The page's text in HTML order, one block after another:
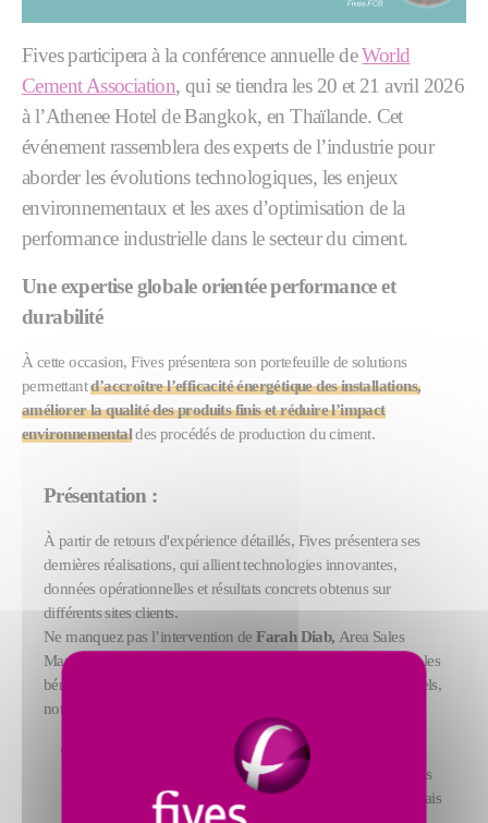
Fives participera à la conférence annuelle deWorld
Cement Association, qui se tiendra les 20 et 21 avril 2026
à l’Athenee Hotel de Bangkok, en Thaïlande. Cet
événement rassemblera des experts de l’industrie pour
aborder les évolutions technologiques, les enjeux
environnementaux et les axes d’optimisation de la
performance industrielle dans le secteur du ciment.
Une expertise globale orientée performance et
durabilité
À cette occasion, Fives présentera son portefeuille de solutions
permettantd’accroître l’efficacité énergétique des installations,
améliorer la qualité des produits finis et réduire l’impact
environnementaldes procédés de production du ciment.
Présentation :
À partir de retours d'expérience détaillés, Fives présentera ses
dernières réalisations, qui allient technologies innovantes,
données opérationnelles et résultats concrets obtenus sur
différents sites clients.
Ne manquez pas l’intervention deFarah Diab, Area Sales
Manager, prévue le
, qui mettra en évidence les
bénéfices concrets de nos solutions sur plusieurs sites industriels,
notamment :
FCB Rhodax®
pour le béton de
permettant une valorisation optimisée des
matériaux recyclés. Installée en Pologne, elle est désormais